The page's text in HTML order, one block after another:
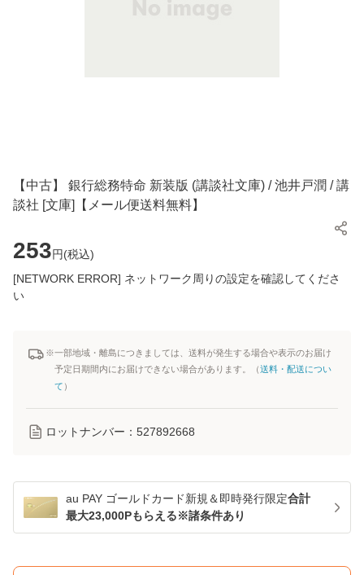
【中古】 銀行総務特命 新装版 (講談社文庫) / 池井戸潤 / 講
談社 [文庫]【メール便送料無料】
253円(税込)
[NETWORK ERROR] ネットワーク周りの設定を確認してくださ
い
※一部地域・離島につきましては、送料が発生する場合や表示のお届け
予定日期間内にお届けできない場合があります。（送料・配送につい
て ）
ロットナンバー： 527892668
au PAY ゴールドカード新規＆即時発行限定合計
最大23,000Pもらえる※諸条件あり